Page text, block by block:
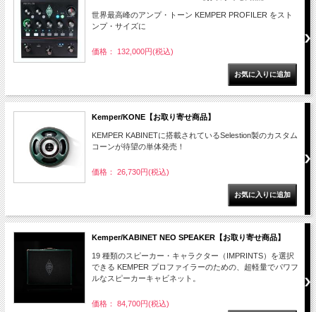
世界最高峰のアンプ・トーン KEMPER PROFILER をスト
ンプ・サイズに
価格： 132,000円(税込)
Kemper/KONE【お取り寄せ商品】
KEMPER KABINETに搭載されているSelestion製のカスタム
コーンが待望の単体発売！
価格： 26,730円(税込)
Kemper/KABINET NEO SPEAKER【お取り寄せ商品】
19 種類のスピーカー・キャラクター（IMPRINTS）を選択
できる KEMPER プロファイラーのための、超軽量でパワフ
ルなスピーカーキャビネット。
価格： 84,700円(税込)